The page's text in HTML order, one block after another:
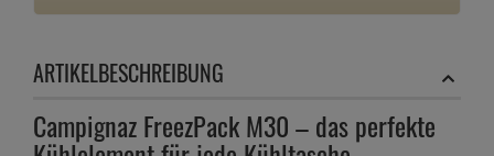
ARTIKELBESCHREIBUNG
Campignaz FreezPack M30 – das perfekte